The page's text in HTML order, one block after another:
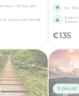
kuin 20 km per
m nousu päivässä
10 - 15
nousu
€135
9 päivät